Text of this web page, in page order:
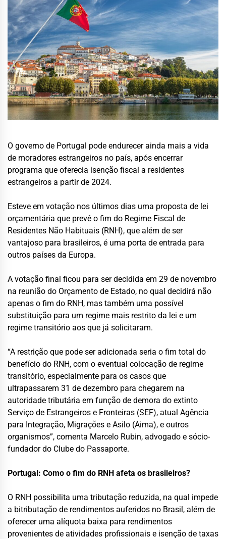
O governo de Portugal pode endurecer ainda mais a vida
de moradores estrangeiros no país, após encerrar
programa que oferecia isenção fiscal a residentes
estrangeiros a partir de 2024.
Esteve em votação nos últimos dias uma proposta de lei
orçamentária que prevê o fim do Regime Fiscal de
Residentes Não Habituais (RNH), que além de ser
vantajoso para brasileiros, é uma porta de entrada para
outros países da Europa.
A votação final ficou para ser decidida em 29 de novembro
na reunião do Orçamento de Estado, no qual decidirá não
apenas o fim do RNH, mas também uma possível
substituição para um regime mais restrito da lei e um
regime transitório aos que já solicitaram.
“A restrição que pode ser adicionada seria o fim total do
benefício do RNH, com o eventual colocação de regime
transitório, especialmente para os casos que
ultrapassarem 31 de dezembro para chegarem na
autoridade tributária em função de demora do extinto
Serviço de Estrangeiros e Fronteiras (SEF), atual Agência
para Integração, Migrações e Asilo (Aima), e outros
organismos”, comenta Marcelo Rubin, advogado e sócio-
fundador do Clube do Passaporte.
Portugal: Como o fim do RNH afeta os brasileiros?
O RNH possibilita uma tributação reduzida, na qual impede
a bitributação de rendimentos auferidos no Brasil, além de
oferecer uma alíquota baixa para rendimentos
provenientes de atividades profissionais e isenção de taxas